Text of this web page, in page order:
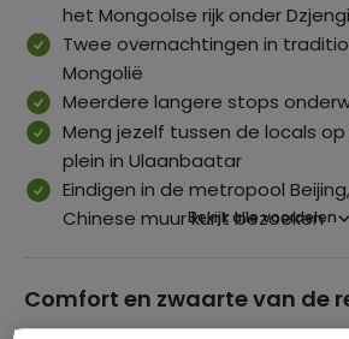
het Mongoolse rijk onder
Twee overnachtingen in
Mongolië
Meerdere langere stops
Meng jezelf tussen de locals
plein in Ulaanbaatar
Eindigen in de metropool
Chinese muur kunt bezoeken
Bekijk alle voordelen
Comfort en zwaarte van de